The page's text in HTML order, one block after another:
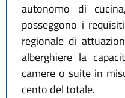
autonomo di
posseggono i
regionale di
alberghiere la
camere o suite in
cento del totale.